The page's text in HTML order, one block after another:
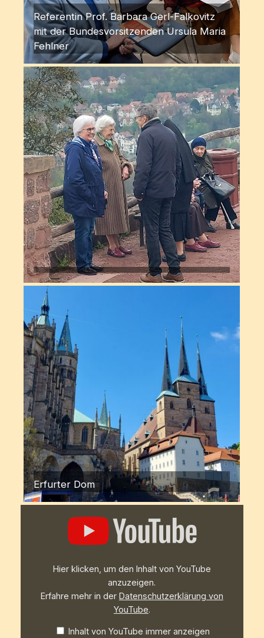
Referentin Prof. Barbara Gerl-Falkovitz
mit der Bundesvorsitzenden Ursula Maria
Fehlner
Erfurter Dom
deutscher
YouTube
Hier klicken, um den Inhalt von YouTube
anzuzeigen.
Erfahre mehr in der Datenschutzerklärung von
YouTube.
Inhalt von YouTube immer anzeigen